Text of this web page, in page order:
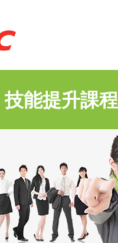
技能提升課程